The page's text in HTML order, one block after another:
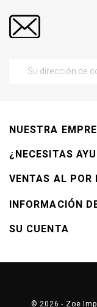
NUESTRA
¿NECESITAS
VENTAS AL POR
INFORMACIÓN
SU CUENTA
© 2026 - Zoe